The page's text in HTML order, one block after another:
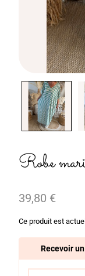
Robe
39,80 €
Ce produit est
Recevoir